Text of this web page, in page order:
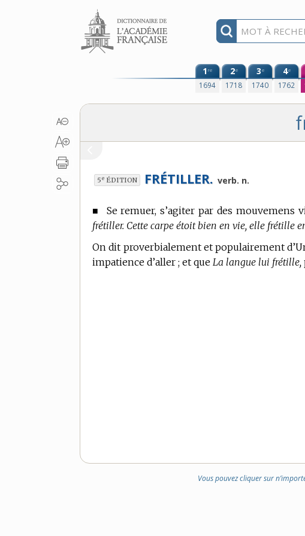
Aller au contenu
1re
1694
2e
1718
3e
1740
4e
1762
5e ÉDITION FRÉTILLER. verb. n.
■ Se remuer, s’agiter par des mouvemens
frétiller. Cette carpe étoit bien en vie, elle frétille
On dit proverbialement et populairement
impatience d’aller ; et que La langue lui frétille,
Vous pouvez cliquer sur